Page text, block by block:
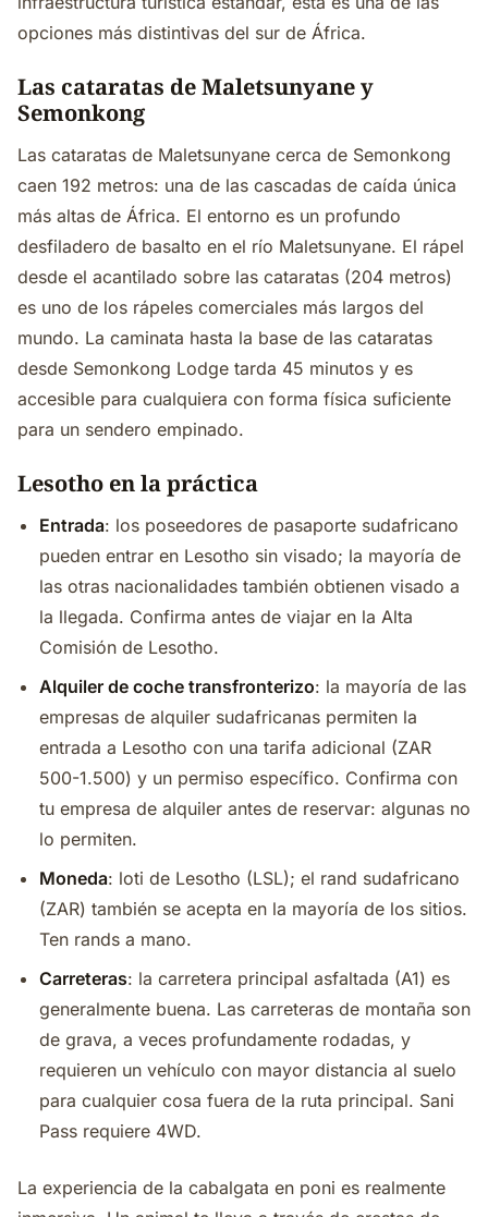
opciones más distintivas del sur de África.
Las cataratas de Maletsunyane y
Semonkong
Las cataratas de Maletsunyane cerca de Semonkong
caen 192 metros: una de las cascadas de caída única
más altas de África. El entorno es un profundo
desfiladero de basalto en el río Maletsunyane. El rápel
desde el acantilado sobre las cataratas (204 metros)
es uno de los rápeles comerciales más largos del
mundo. La caminata hasta la base de las cataratas
desde Semonkong Lodge tarda 45 minutos y es
accesible para cualquiera con forma física suficiente
para un sendero empinado.
Lesotho en la práctica
Entrada: los poseedores de pasaporte sudafricano
pueden entrar en Lesotho sin visado; la mayoría de
las otras nacionalidades también obtienen visado a
la llegada. Confirma antes de viajar en la Alta
Comisión de Lesotho.
Alquiler de coche transfronterizo: la mayoría de las
empresas de alquiler sudafricanas permiten la
entrada a Lesotho con una tarifa adicional (ZAR
500-1.500) y un permiso específico. Confirma con
tu empresa de alquiler antes de reservar: algunas no
lo permiten.
Moneda: loti de Lesotho (LSL); el rand sudafricano
(ZAR) también se acepta en la mayoría de los sitios.
Ten rands a mano.
Carreteras: la carretera principal asfaltada (A1) es
generalmente buena. Las carreteras de montaña son
de grava, a veces profundamente rodadas, y
requieren un vehículo con mayor distancia al suelo
para cualquier cosa fuera de la ruta principal. Sani
Pass requiere 4WD.
La experiencia de la cabalgata en poni es realmente